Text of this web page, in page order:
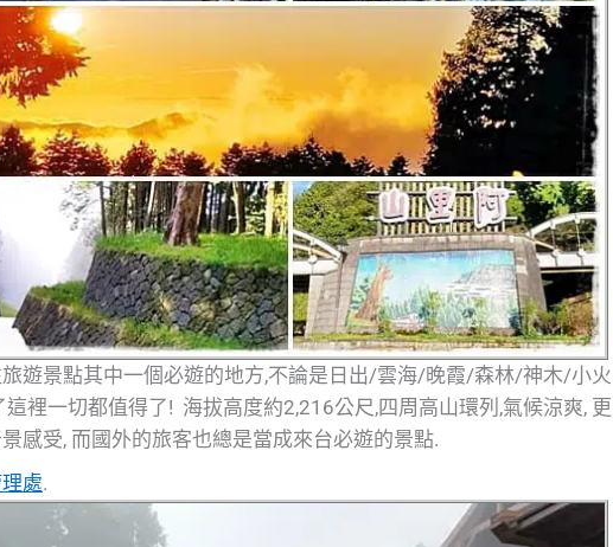
遊景點其中一個必遊的地方,不論是日出/雲海/晚霞/森林/神木/小火
裡一切都值得了! 海拔高度約2,216公尺,四周高山環列,氣候涼爽, 更
感受, 而國外的旅客也總是當成來台必遊的景點.
處.